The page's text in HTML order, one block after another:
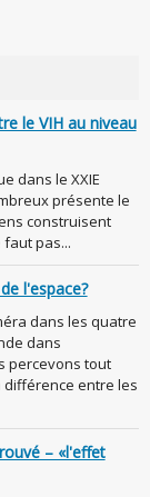
le VIH au niveau
dans le XXIE
présente le
construisent
pas...
l'espace?
dans les quatre
dans
percevons tout
différence entre les
– «l'effet